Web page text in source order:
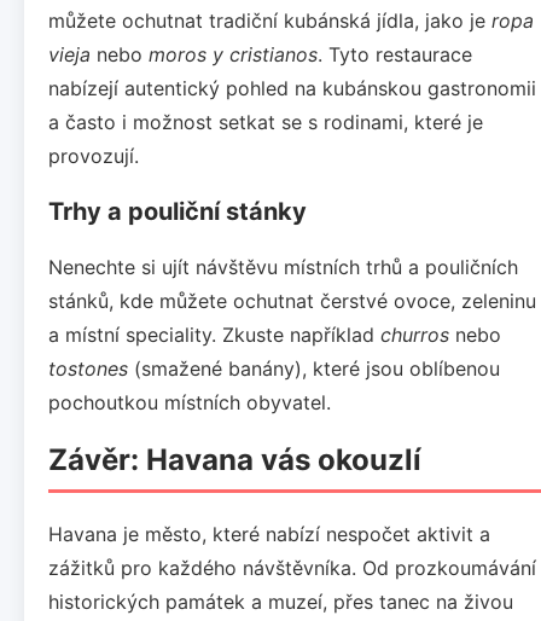
můžete ochutnat tradiční kubánská jídla, jako je ropa
vieja nebo moros y cristianos. Tyto restaurace
nabízejí autentický pohled na kubánskou gastronomii
a často i možnost setkat se s rodinami, které je
provozují.
Trhy a pouliční stánky
Nenechte si ujít návštěvu místních trhů a pouličních
stánků, kde můžete ochutnat čerstvé ovoce, zeleninu
a místní speciality. Zkuste například churros nebo
tostones (smažené banány), které jsou oblíbenou
pochoutkou místních obyvatel.
Závěr: Havana vás okouzlí
Havana je město, které nabízí nespočet aktivit a
zážitků pro každého návštěvníka. Od prozkoumávání
historických památek a muzeí, přes tanec na živou